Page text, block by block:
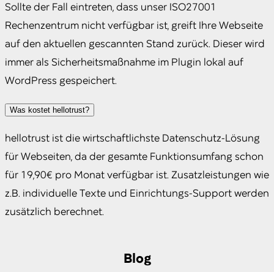
Sollte der Fall eintreten, dass unser ISO27001
Rechenzentrum nicht verfügbar ist, greift Ihre Webseite
auf den aktuellen gescannten Stand zurück. Dieser wird
immer als Sicherheitsmaßnahme im Plugin lokal auf
WordPress gespeichert.
Was kostet hellotrust?
hellotrust ist die wirtschaftlichste Datenschutz-Lösung
für Webseiten, da der gesamte Funktionsumfang schon
für 19,90€ pro Monat verfügbar ist. Zusatzleistungen wie
z.B. individuelle Texte und Einrichtungs-Support werden
zusätzlich berechnet.
Blog